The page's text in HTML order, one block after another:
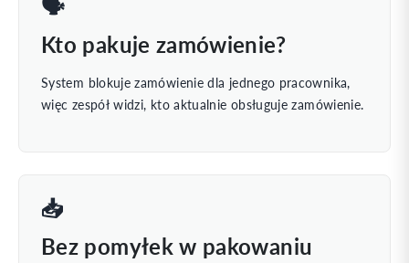
🗣️
Kto pakuje zamówienie?
System blokuje zamówienie dla jednego pracownika,
więc zespół widzi, kto aktualnie obsługuje zamówienie.
📥
Bez pomyłek w pakowaniu